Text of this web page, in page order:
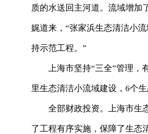
质的水送回主河道。流域增加
娓道来，“张家浜生态清洁小
持示范工程。”
上海市坚持“三全”管理
里生态清洁小流域建设，6个
全部财政投资。上海市生
了工程有序实施，保障了生态